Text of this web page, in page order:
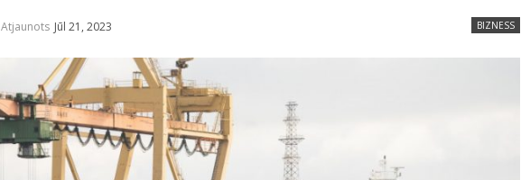
BIZNESS
Atjaunots Jūl 21, 2023